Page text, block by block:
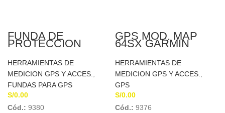
FUNDA DE
PROTECCION
PARA GPS MOD.
MAP 64SX GARMIN
HERRAMIENTAS DE
MEDICION GPS Y ACCES.
FUNDAS PARA GPS
S/0.00
Cód.: 9380
GPS MOD. MAP
64SX GARMIN
HERRAMIENTAS DE
MEDICION GPS Y ACCES.
GPS
S/0.00
Cód.: 9376